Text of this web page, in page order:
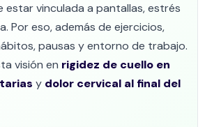
estar vinculada a pantallas, estrés
Por eso, además de ejercicios,
pausas y entorno de trabajo.
visión en rigidez de cuello en
y dolor cervical al final del